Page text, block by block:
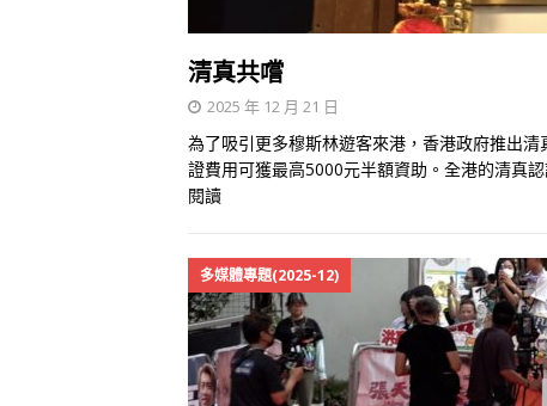
清真共嚐
2025 年 12 月 21 日
為了吸引更多穆斯林遊客來港，香港政府推出
證費用可獲最高5000元半額資助。全港的清真
閱讀
多媒體專題(2025-12)